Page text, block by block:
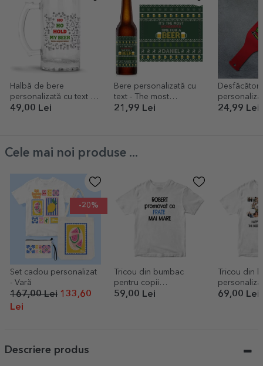
Halbă de bere
personalizată cu text de
Crăciun - Ho Ho Hold
49,00 Lei
Bere personalizată cu
text - The most
wonderful time for a
21,99 Lei
Desfăcător
Christmas
24,99 Lei
Cele mai noi produse ...
-20%
Set cadou personalizat
- Vară
167,00 Lei 133,60
Lei
Tricou din bumbac
pentru copii
personalizat cu text
59,00 Lei
Tricou din
poze și
69,00 Lei
Descriere produs